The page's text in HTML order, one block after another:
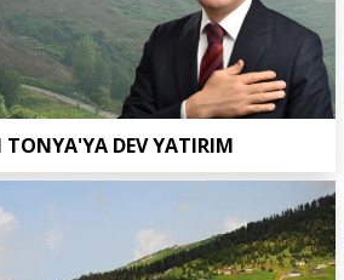
TONYA'YA DEV YATIRIM